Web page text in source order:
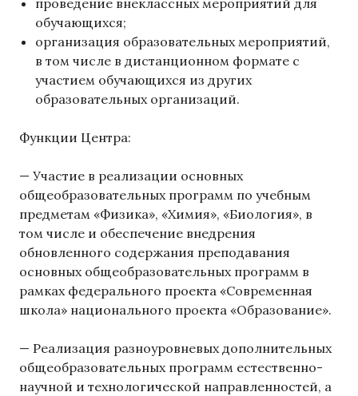
обучающихся;
организация образовательных мероприятий,
в том числе в дистанционном формате с
участием обучающихся из других
образовательных организаций.
Функции Центра:
— Участие в реализации основных
общеобразовательных программ по учебным
предметам «Физика», «Химия», «Биология», в
том числе и обеспечение внедрения
обновленного содержания преподавания
основных общеобразовательных программ в
рамках федерального проекта «Современная
школа» национального проекта «Образование».
— Реализация разноуровневых дополнительных
общеобразовательных программ естественно-
научной и технологической направленностей, а